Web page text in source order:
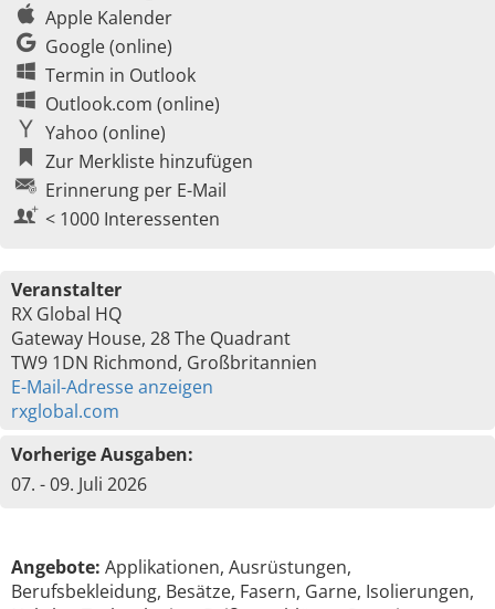
Apple Kalender
Google (online)
Termin in Outlook
Outlook.com (online)
Yahoo (online)
Zur Merkliste hinzufügen
Erinnerung per E-Mail
< 1000 Interessenten
Veranstalter
RX Global HQ
Gateway House, 28 The Quadrant
TW9 1DN Richmond, Großbritannien
E-Mail-Adresse anzeigen
rxglobal.com
Vorherige Ausgaben:
07. - 09. Juli 2026
Angebote: Applikationen, Ausrüstungen,
Berufsbekleidung, Besätze, Fasern, Garne, Isolierungen,